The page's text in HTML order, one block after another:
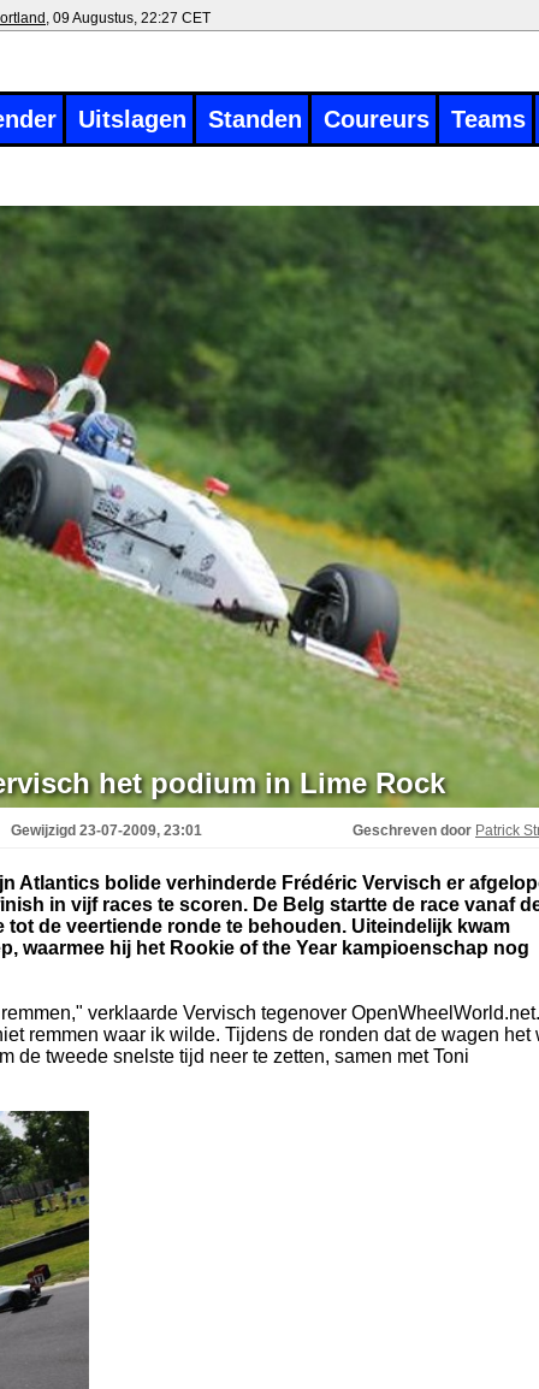
, 09 Augustus, 22:27 CET
Uitslagen Standen Coureurs Teams
het podium in Lime Rock
Gewijzigd 23-07-2009, 23:01 Geschreven door Patrick
Atlantics bolide verhinderde Frédéric Vervisch er
in vijf races te scoren. De Belg startte de race vanaf
de veertiende ronde te behouden. Uiteindelijk kwam
waarmee hij het Rookie of the Year kampioenschap nog
verklaarde Vervisch tegenover OpenWheelWorld.net.
remmen waar ik wilde. Tijdens de ronden dat de wagen het
de tweede snelste tijd neer te zetten, samen met Toni